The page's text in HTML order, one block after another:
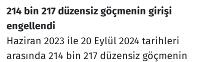
214 bin 217 düzensiz göçmenin girişi
engellendi
Haziran 2023 ile 20 Eylül 2024 tarihleri
arasında 214 bin 217 düzensiz göçmenin